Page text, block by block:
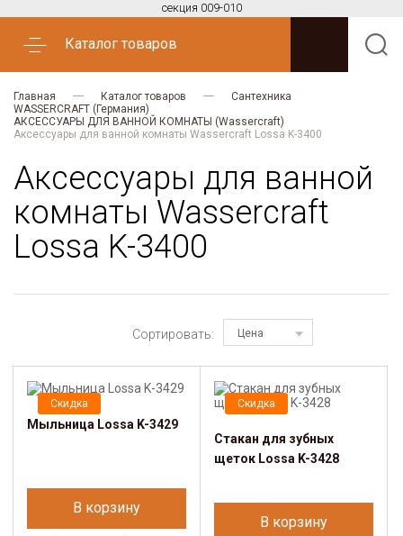
секция 009-010
Каталог товаров
Главная Каталог товаров
Сантехника
WASSERCRAFT (Германия)
АКСЕССУАРЫ ДЛЯ ВАННОЙ КОМНАТЫ (Wassercraft)
Аксессуары для ванной комнаты Wassercraft Lossa K-3400
Аксессуары для ванной
комнаты Wassercraft
Lossa K-3400
Сортировать: Цена
Скидка
Мыльница Lossa K-3429
В корзину
Скидка
Стакан для зубных
щеток Lossa K-3428
В корзину